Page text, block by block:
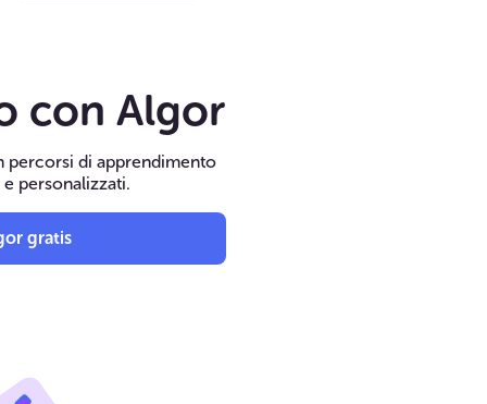
con Algor
percorsi di apprendimento
personalizzati.
gratis